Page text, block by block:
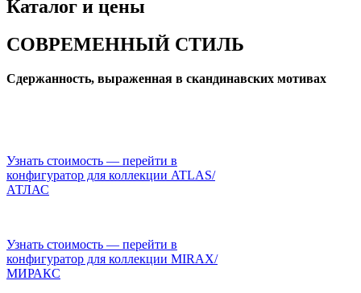
Каталог и цены
СОВРЕМЕННЫЙ СТИЛЬ
Сдержанность, выраженная в скандинавских мотивах
Узнать стоимость — перейти в
конфигуратор для коллекции ATLAS/
АТЛАС
Узнать стоимость — перейти в
конфигуратор для коллекции MIRAX/
МИРАКС